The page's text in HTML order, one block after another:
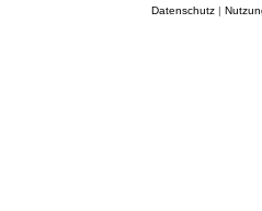
Datenschutz|